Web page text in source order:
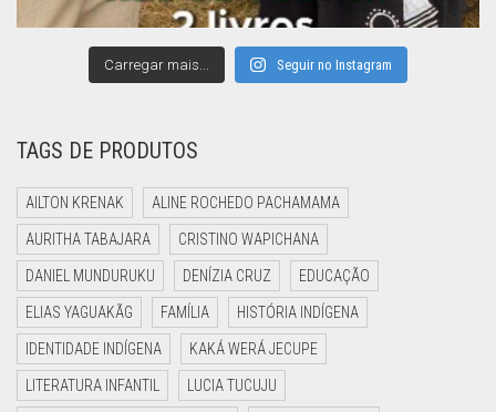
Carregar mais... Seguir no Instagram
TAGS DE PRODUTOS
AILTON KRENAK ALINE ROCHEDO PACHAMAMA
AURITHA TABAJARA CRISTINO WAPICHANA
DANIEL MUNDURUKU DENÍZIA CRUZ EDUCAÇÃO
ELIAS YAGUAKÃG FAMÍLIA HISTÓRIA INDÍGENA
IDENTIDADE INDÍGENA KAKÁ WERÁ JECUPE
LITERATURA INFANTIL LUCIA TUCUJU